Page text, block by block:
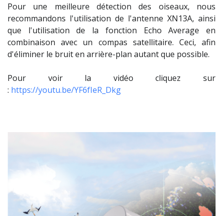
Pour une meilleure détection des oiseaux, nous
recommandons l'utilisation de l'antenne XN13A, ainsi
que l'utilisation de la fonction Echo Average en
combinaison avec un compas satellitaire. Ceci, afin
d'éliminer le bruit en arrière-plan autant que possible.
Pour voir la vidéo cliquez sur
: https://youtu.be/YF6fIeR_Dkg